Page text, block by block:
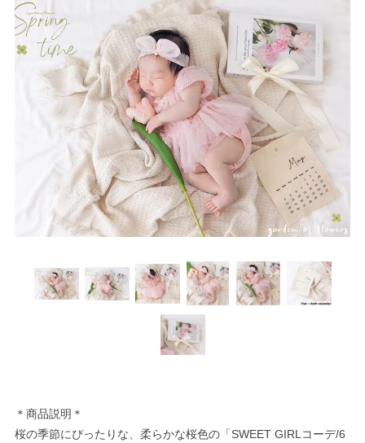
＊商品説明＊
桜の季節にぴったりな、柔らかな桜色の「SWEET GIRLコーデ/6